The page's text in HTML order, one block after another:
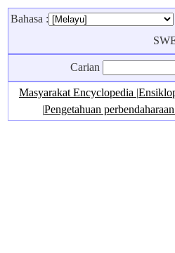
Bahasa :
Carian
Masyarakat Encyclopedia |
|Pengetahuan